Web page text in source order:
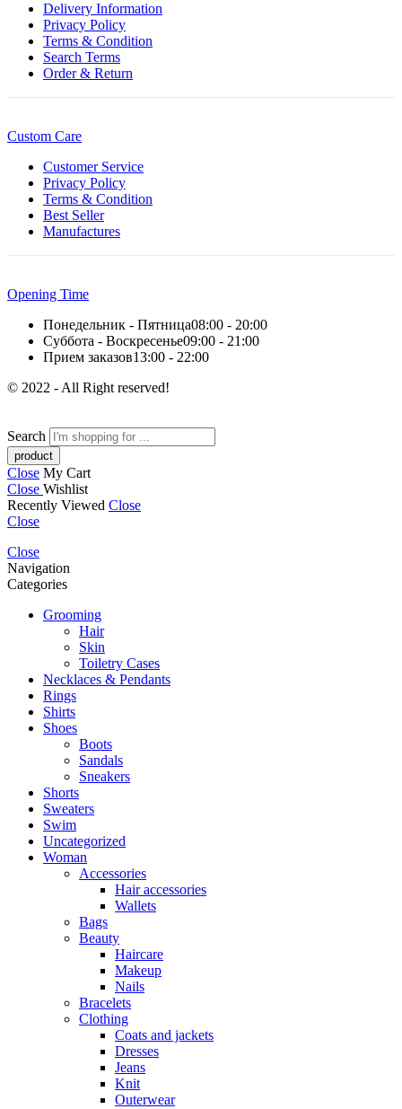
Delivery Information
Privacy Policy
Terms & Condition
Search Terms
Order & Return
Custom Care
Customer Service
Privacy Policy
Terms & Condition
Best Seller
Manufactures
Opening Time
Понедельник - Пятница08:00 - 20:00
Суббота - Воскресенье09:00 - 21:00
Прием заказов13:00 - 22:00
© 2022 - All Right reserved!
Search
Close My Cart
Close Wishlist
Recently Viewed Close
Close
Close
Navigation
Categories
Grooming
Hair
Skin
Toiletry Cases
Necklaces & Pendants
Rings
Shirts
Shoes
Boots
Sandals
Sneakers
Shorts
Sweaters
Swim
Uncategorized
Woman
Accessories
Hair accessories
Wallets
Bags
Beauty
Haircare
Makeup
Nails
Bracelets
Clothing
Coats and jackets
Dresses
Jeans
Knit
Outerwear